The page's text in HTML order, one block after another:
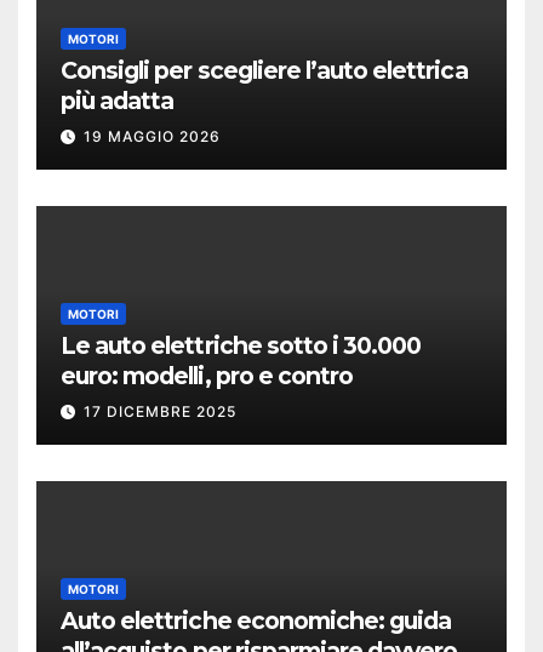
MOTORI
Consigli per scegliere l’auto elettrica
più adatta
19 MAGGIO 2026
MOTORI
Le auto elettriche sotto i 30.000
euro: modelli, pro e contro
17 DICEMBRE 2025
MOTORI
Auto elettriche economiche: guida